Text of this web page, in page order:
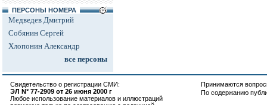
ПЕРСОНЫ НОМЕРА
Медведев Дмитрий
Собянин Сергей
Хлопонин Александр
все персоны
Свидетельство о регистрации СМИ:
ЭЛ N° 77-2909 от 26 июня 2000 г
Любое использование материалов и иллюстраций
Принимаются
По содержанию